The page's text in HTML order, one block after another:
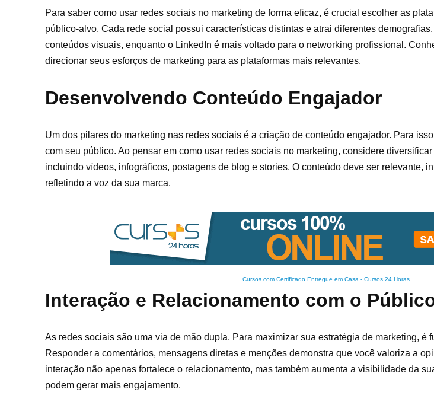
Para saber como usar redes sociais no marketing de forma eficaz, é crucial escolher as
público-alvo. Cada rede social possui características distintas e atrai diferentes
conteúdos visuais, enquanto o LinkedIn é mais voltado para o networking profissional.
direcionar seus esforços de marketing para as plataformas mais relevantes.
Desenvolvendo Conteúdo Engajador
Um dos pilares do marketing nas redes sociais é a criação de conteúdo engajador. Para
com seu público. Ao pensar em como usar redes sociais no marketing, considere
incluindo vídeos, infográficos, postagens de blog e stories. O conteúdo deve ser relevante,
refletindo a voz da sua marca.
Cursos com Certificado Entregue em Casa - Cursos 24 Horas
Interação e Relacionamento com o
As redes sociais são uma via de mão dupla. Para maximizar sua estratégia de marketing, é
Responder a comentários, mensagens diretas e menções demonstra que você valoriza a
interação não apenas fortalece o relacionamento, mas também aumenta a visibilidade da
podem gerar mais engajamento.